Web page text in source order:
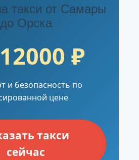
такси от Самары
до Орска
₽
и безопасность по
цене
такси
сейчас